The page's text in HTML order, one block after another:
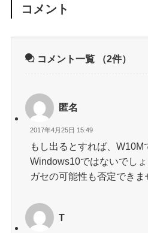
コメント
コメント一覧 （2件）
匿名
2017年4月25日 15:49
もし出るとすれば、W10M
Windows10ではないでしょ
ガセの可能性も否定できま
T